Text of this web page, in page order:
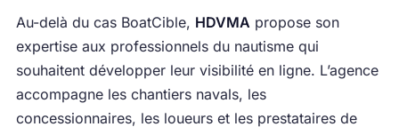
Au-delà du cas BoatCible, HDVMA propose son
expertise aux professionnels du nautisme qui
souhaitent développer leur visibilité en ligne. L’agence
accompagne les chantiers navals, les
concessionnaires, les loueurs et les prestataires de